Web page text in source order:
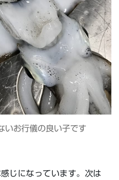
いお行儀の良い子です
じになっています。次は